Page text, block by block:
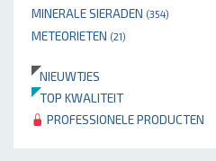
MINERALE SIERADEN (354)
METEORIETEN (21)
NIEUWTJES
TOP KWALITEIT
PROFESSIONELE PRODUCTEN